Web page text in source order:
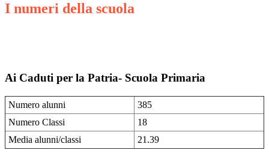
I numeri della scuola
Ai Caduti per la Patria- Scuola Primaria
Numero alunni
385
Numero Classi
18
Media alunni/classi
21.39